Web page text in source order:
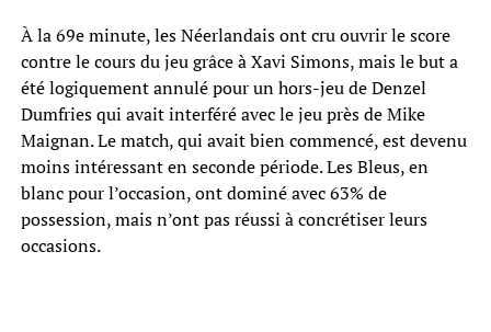
À la 69e minute, les Néerlandais ont cru ouvrir le score
contre le cours du jeu grâce à Xavi Simons, mais le but a
été logiquement annulé pour un hors-jeu de Denzel
Dumfries qui avait interféré avec le jeu près de Mike
Maignan. Le match, qui avait bien commencé, est devenu
moins intéressant en seconde période. Les Bleus, en
blanc pour l’occasion, ont dominé avec 63% de
possession, mais n’ont pas réussi à concrétiser leurs
occasions.